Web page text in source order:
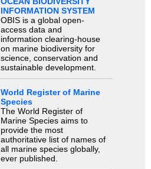
INFORMATION SYSTEM
OBIS is a global open-
access data and
information clearing-house
on marine biodiversity for
science, conservation and
sustainable development.
World Register of Marine
Species
The World Register of
Marine Species aims to
provide the most
authoritative list of names of
all marine species globally,
ever published.